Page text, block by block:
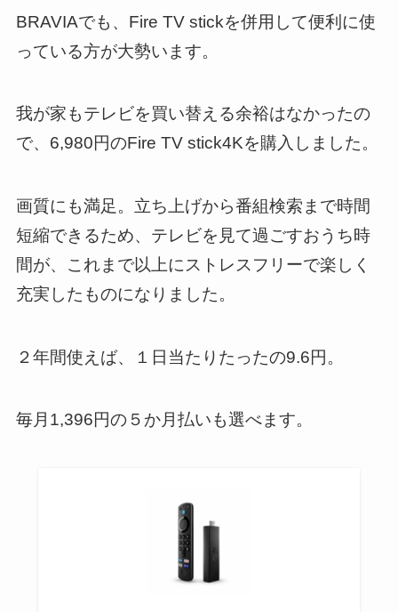
BRAVIAでも、Fire TV stickを併用して便利に使
っている方が大勢います。
我が家もテレビを買い替える余裕はなかったの
で、6,980円のFire TV stick4Kを購入しました。
画質にも満足。 立ち上げから番組検索まで時間
短縮できるため、テレビを見て過ごすおうち時
間が、これまで以上にストレスフリーで楽しく
充実したものになりました。
２年間使えば、 １日当たりたったの9.6円。
毎月1,396円の５か月払いも選べます。